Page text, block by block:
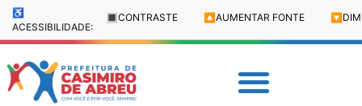
♿
ACESSIBILIDADE:
🔳 CONTRASTE 🔼 AUMENTAR FONTE 🔽